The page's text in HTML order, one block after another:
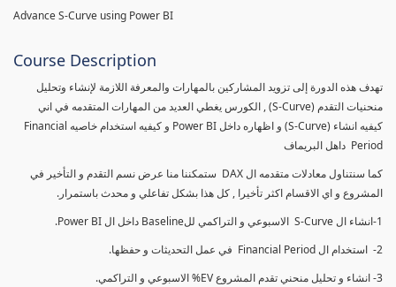
Advance S-Curve using Power BI
Course Description
تهدف هذه الدورة إلى تزويد المشاركين بالمهارات والمعرفة اللازمة لإنشاء وتحليل
منحنيات التقدم (S-Curve) , الكورس يغطي العديد من المهارات المتقدمه في اني
كيفيه انشاء (S-Curve) و اظهاره داخل Power BI و كيفيه استخدام خاصيه Financial
Period داهل البريماف
كما سنتناول معادلات متقدمه ال DAX ستمكننا منا عرض نسم التقدم و التأخير في
المشروع و اي الاقسام اكثر تأخيرا , كل هذا بشكل تفاعلي و محدث باستمرار.
1-انشاء ال S-Curve الاسبوعي و التراكمي للBaseline داخل ال Power BI.
2- استخدام ال Financial Period في عمل التحديثات و حفظها.
3- انشاء و تحليل منحني تقدم المشروع EV% الاسبوعي و التراكمي.